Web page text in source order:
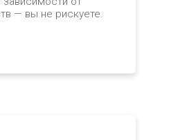
— вы не рискуете.